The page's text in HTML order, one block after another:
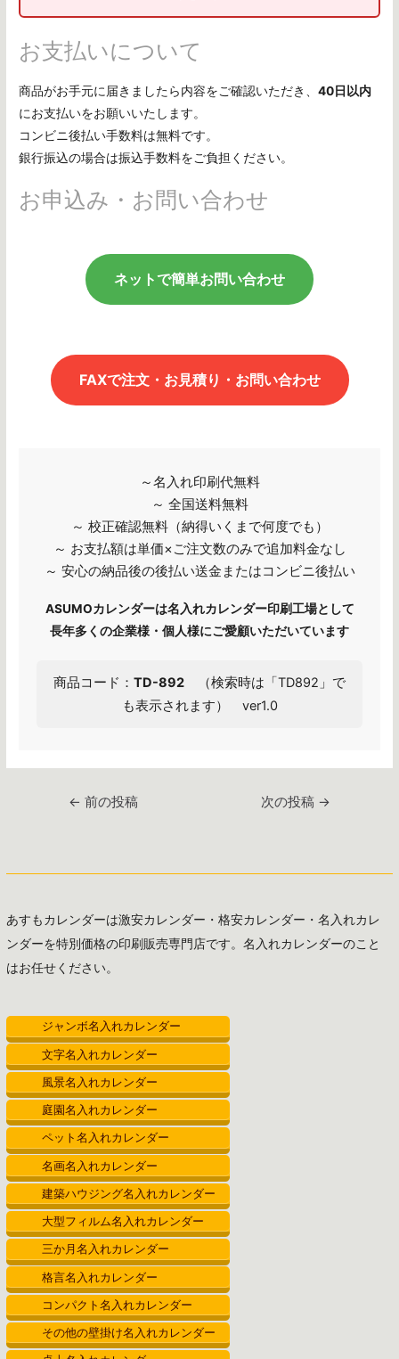
あすもカレンダーは激安カレンダー・格安カレンダー・名入れカレ
ンダーを特別価格の印刷販売専門店です。名入れカレンダーのこと
はお任せください。
ジャンボ名入れカレンダー
文字名入れカレンダー
風景名入れカレンダー
庭園名入れカレンダー
ペット名入れカレンダー
名画名入れカレンダー
建築ハウジング名入れカレンダー
大型フィルム名入れカレンダー
三か月名入れカレンダー
格言名入れカレンダー
コンパクト名入れカレンダー
その他の壁掛け名入れカレンダー
お支払いについて
商品がお手元に届きましたら内容をご確認いただき、40日以内
にお支払いをお願いいたします。
コンビニ後払い手数料は無料です。
銀行振込の場合は振込手数料をご負担ください。
お申込み・お問い合わせ
ネットで簡単お問い合わせ
FAXで注文・お見積り・お問い合わせ
～名入れ印刷代無料
～ 全国送料無料
～ 校正確認無料（納得いくまで何度でも）
～ お支払額は単価×ご注文数のみで追加料金なし
～ 安心の納品後の後払い送金またはコンビニ後払い
ASUMOカレンダーは名入れカレンダー印刷工場として
長年多くの企業様・個人様にご愛顧いただいています
商品コード： TD-892 （検索時は「TD892」で
も表示されます） ver1.0
シ
ョ
ン
← 前の投稿 次の投稿 →